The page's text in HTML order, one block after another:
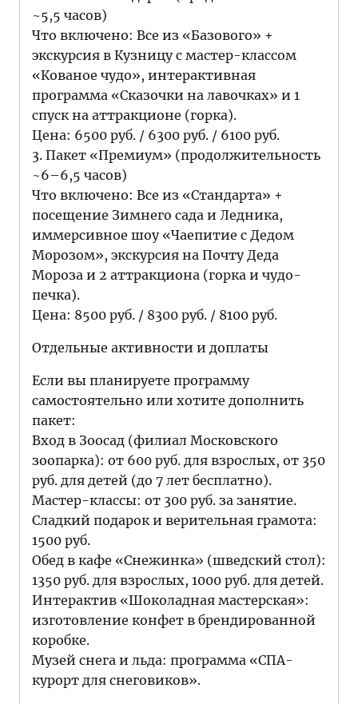
~5,5 часов)
Что включено: Все из «Базового» +
экскурсия в Кузницу с мастер-классом
«Кованое чудо», интерактивная
программа «Сказочки на лавочках» и 1
спуск на аттракционе (горка).
Цена: 6500 руб. / 6300 руб. / 6100 руб.
3. Пакет «Премиум» (продолжительность
~6–6,5 часов)
Что включено: Все из «Стандарта» +
посещение Зимнего сада и Ледника,
иммерсивное шоу «Чаепитие с Дедом
Морозом», экскурсия на Почту Деда
Мороза и 2 аттракциона (горка и чудо-
печка).
Цена: 8500 руб. / 8300 руб. / 8100 руб.
Отдельные активности и доплаты
Если вы планируете программу
самостоятельно или хотите дополнить
пакет:
Вход в Зоосад (филиал Московского
зоопарка): от 600 руб. для взрослых, от 350
руб. для детей (до 7 лет бесплатно).
Мастер-классы: от 300 руб. за занятие.
Сладкий подарок и верительная грамота:
1500 руб.
Обед в кафе «Снежинка» (шведский стол):
1350 руб. для взрослых, 1000 руб. для детей.
Интерактив «Шоколадная мастерская»:
изготовление конфет в брендированной
коробке.
Музей снега и льда: программа «СПА-
курорт для снеговиков».